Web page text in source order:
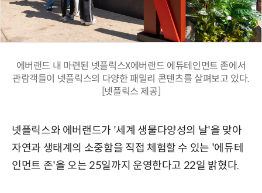
에버랜드 내 마련된 넷플릭스X에버랜드 에듀테인먼트 존에서
관람객들이 넷플릭스의 다양한 패밀리 콘텐츠를 살펴보고 있다.
[넷플릭스 제공]
넷플릭스와 에버랜드가 '세계 생물다양성의 날'을 맞아
자연과 생태계의 소중함을 직접 체험할 수 있는 '에듀테
인먼트 존'을 오는 25일까지 운영한다고 22일 밝혔다.